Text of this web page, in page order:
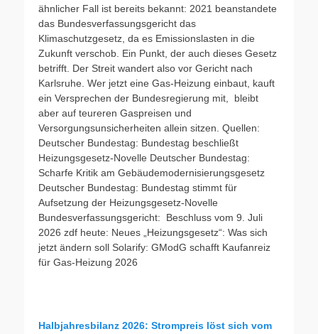
ähnlicher Fall ist bereits bekannt: 2021 beanstandete
das Bundesverfassungsgericht das
Klimaschutzgesetz, da es Emissionslasten in die
Zukunft verschob. Ein Punkt, der auch dieses Gesetz
betrifft. Der Streit wandert also vor Gericht nach
Karlsruhe. Wer jetzt eine Gas-Heizung einbaut, kauft
ein Versprechen der Bundesregierung mit, bleibt
aber auf teureren Gaspreisen und
Versorgungsunsicherheiten allein sitzen. Quellen:
Deutscher Bundestag: Bundestag beschließt
Heizungsgesetz-Novelle Deutscher Bundestag:
Scharfe Kritik am Gebäudemodernisierungsgesetz
Deutscher Bundestag: Bundestag stimmt für
Aufsetzung der Heizungsgesetz-Novelle
Bundesverfassungsgericht: Beschluss vom 9. Juli
2026 zdf heute: Neues „Heizungsgesetz“: Was sich
jetzt ändern soll Solarify: GModG schafft Kaufanreiz
für Gas-Heizung 2026
Halbjahresbilanz 2026: Strompreis löst sich vom